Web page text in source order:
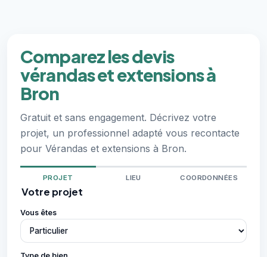
Comparez les devis
vérandas et extensions à
Bron
Gratuit et sans engagement. Décrivez votre
projet, un professionnel adapté vous recontacte
pour Vérandas et extensions à Bron.
PROJET LIEU COORDONNÉES
Votre projet
Vous êtes
Type de bien